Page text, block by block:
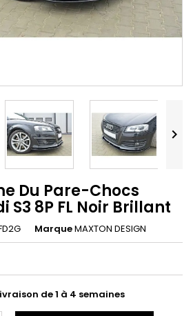

Du Pare-Chocs
S3 8P FL Noir Brillant
MarqueMAXTON DESIGN
de 1 à 4 semaines